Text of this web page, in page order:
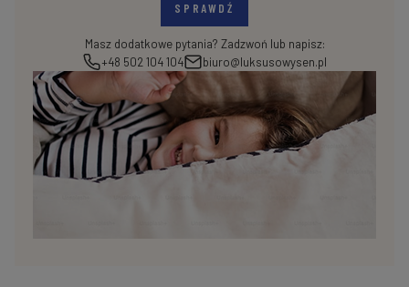
SPRAWDŹ
Masz dodatkowe pytania? Zadzwoń lub napisz:
+48 502 104 104
biuro@luksusowysen.pl